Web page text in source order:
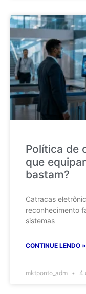
Política de
que
bastam?
Catracas
reconhecimento
sistemas
CONTINUE LENDO »
mktponto_adm 4